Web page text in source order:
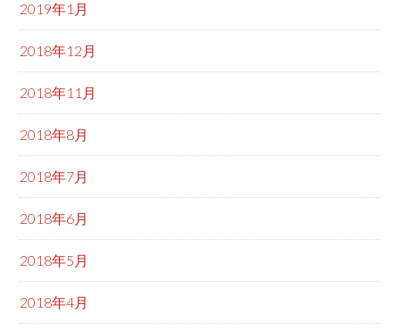
2019年1月
2018年12月
2018年11月
2018年8月
2018年7月
2018年6月
2018年5月
2018年4月